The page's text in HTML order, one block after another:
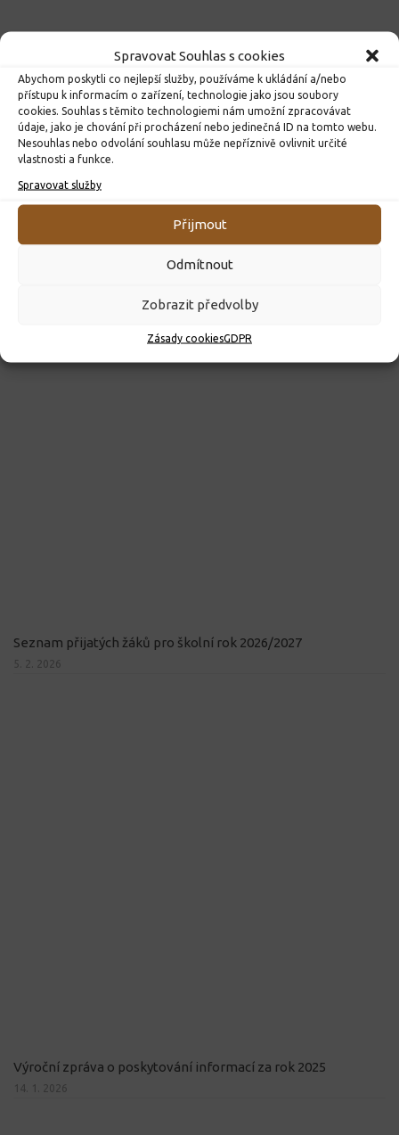
Spravovat Souhlas s cookies
Abychom poskytli co nejlepší služby, používáme k ukládání a/nebo
přístupu k informacím o zařízení, technologie jako jsou soubory
cookies. Souhlas s těmito technologiemi nám umožní zpracovávat
údaje, jako je chování při procházení nebo jedinečná ID na tomto webu.
Nesouhlas nebo odvolání souhlasu může nepříznivě ovlivnit určité
vlastnosti a funkce.
Spravovat služby
Přijmout
Odmítnout
Zobrazit předvolby
Zásady cookiesGDPR
10. 4. 2026
Seznam přijatých žáků pro školní rok 2026/2027
5. 2. 2026
Výroční zpráva o poskytování informací za rok 2025
14. 1. 2026